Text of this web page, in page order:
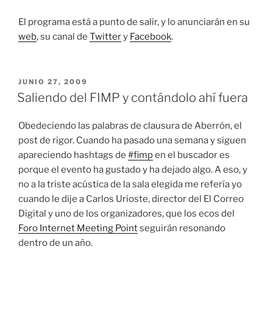
El programa está a punto de salir, y lo anunciarán en su
web, su canal de Twittery Facebook.
PUBLICADO
EL
JUNIO 27, 2009
Saliendo del FIMP y contándolo ahí fuera
Obedeciendo las palabras de clausura de Aberrón, el
post de rigor. Cuando ha pasado una semana y siguen
apareciendo hashtags de #fimpen el buscador es
porque el evento ha gustado y ha dejado algo. A eso, y
no a la triste acústica de la sala elegida me refería yo
cuando le dije a Carlos Urioste, director del El Correo
Digital y uno de los organizadores, que los ecos del
Foro Internet Meeting Pointseguirán resonando
dentro de un año.